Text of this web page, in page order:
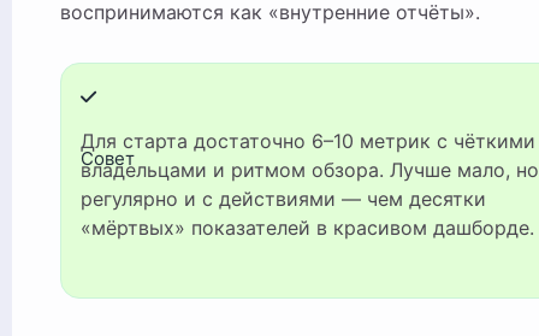
воспринимаются как «внутренние отчёты».
Совет
Для старта достаточно 6–10 метрик с чёткими
владельцами и ритмом обзора. Лучше мало, но
регулярно и с действиями — чем десятки
«мёртвых» показателей в красивом дашборде.